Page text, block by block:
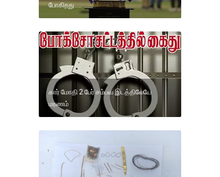
போகிறது.....
கார் மோதி 2 பேர் சம்பவ இடத்திலேயே
மரணம்